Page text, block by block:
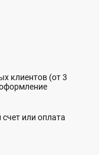
клиентов (от 3
или оплата